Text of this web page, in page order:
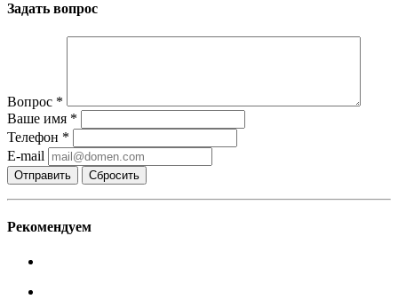
Задать вопрос
Вопрос *
Ваше имя *
Телефон *
E-mail
Сбросить
Рекомендуем